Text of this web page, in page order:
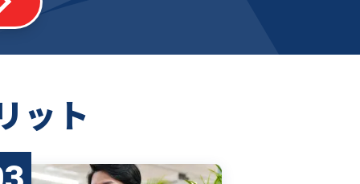
ット